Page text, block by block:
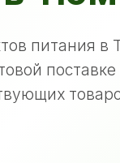
питания в